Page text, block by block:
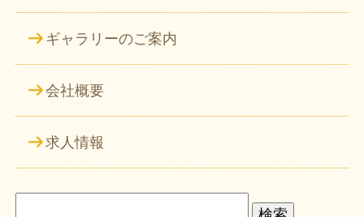
ギャラリーのご案内
会社概要
求人情報